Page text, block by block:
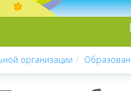
организации